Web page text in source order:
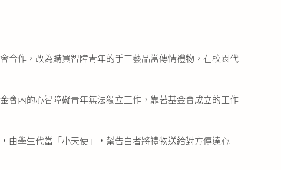
合作，改為購買智障青年的手工藝品當傳情禮物，在校園代
會內的心智障礙青年無法獨立工作，靠著基金會成立的工作
由學生代當「小天使」，幫告白者將禮物送給對方傳達心